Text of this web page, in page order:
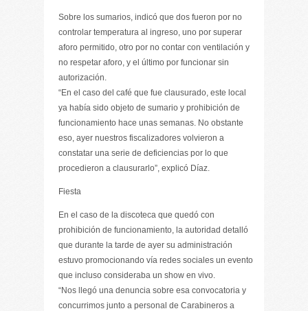
Sobre los sumarios, indicó que dos fueron por no
controlar temperatura al ingreso, uno por superar
aforo permitido, otro por no contar con ventilación y
no respetar aforo, y el último por funcionar sin
autorización.
“En el caso del café que fue clausurado, este local
ya había sido objeto de sumario y prohibición de
funcionamiento hace unas semanas. No obstante
eso, ayer nuestros fiscalizadores volvieron a
constatar una serie de deficiencias por lo que
procedieron a clausurarlo”, explicó Díaz.
Fiesta
En el caso de la discoteca que quedó con
prohibición de funcionamiento, la autoridad detalló
que durante la tarde de ayer su administración
estuvo promocionando vía redes sociales un evento
que incluso consideraba un show en vivo.
“Nos llegó una denuncia sobre esa convocatoria y
concurrimos junto a personal de Carabineros a